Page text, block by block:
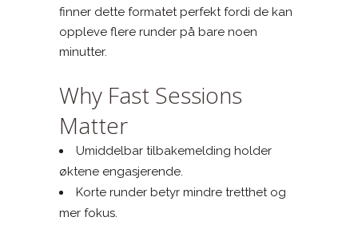
finner dette formatet perfekt fordi de kan
oppleve flere runder på bare noen
minutter.
Why Fast Sessions
Matter
Umiddelbar tilbakemelding holder
øktene engasjerende.
Korte runder betyr mindre tretthet og
mer fokus.